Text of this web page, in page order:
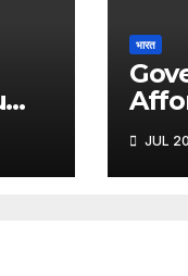
भारत
लॉन्च
वॉश,
JUL